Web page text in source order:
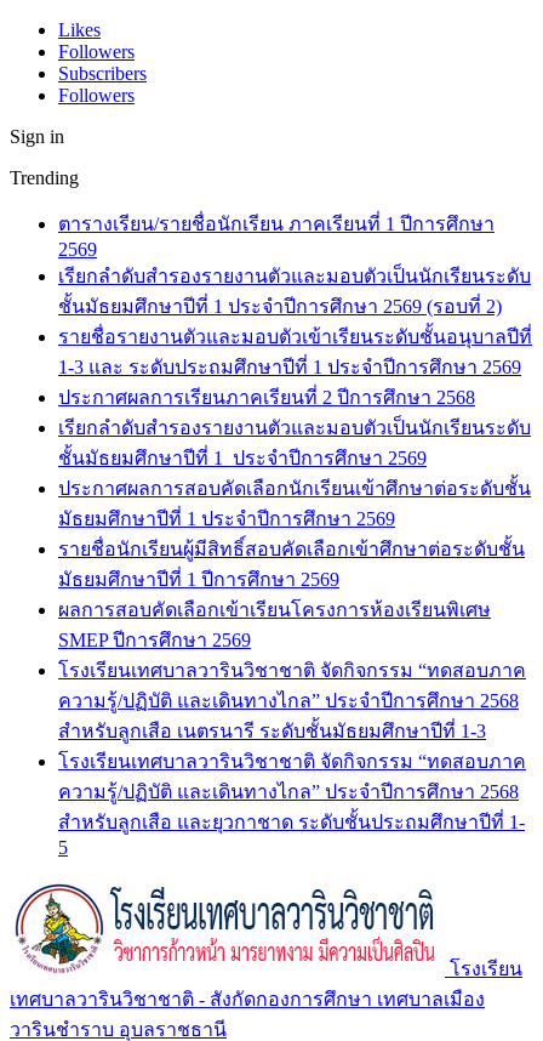
Likes
Followers
Subscribers
Followers
Sign in
Trending
ตารางเรียน/รายชื่อนักเรียน ภาคเรียนที่ 1 ปีการศึกษา
2569
เรียกลำดับสำรองรายงานตัวและมอบตัวเป็นนักเรียนระดับ
ชั้นมัธยมศึกษาปีที่ 1 ประจำปีการศึกษา 2569 (รอบที่ 2)
รายชื่อรายงานตัวและมอบตัวเข้าเรียนระดับชั้นอนุบาลปีที่
1-3 และ ระดับประถมศึกษาปีที่ 1 ประจำปีการศึกษา 2569
ประกาศผลการเรียนภาคเรียนที่ 2 ปีการศึกษา 2568
เรียกลำดับสำรองรายงานตัวและมอบตัวเป็นนักเรียนระดับ
ชั้นมัธยมศึกษาปีที่ 1 ประจำปีการศึกษา 2569
ประกาศผลการสอบคัดเลือกนักเรียนเข้าศึกษาต่อระดับชั้น
มัธยมศึกษาปีที่ 1 ประจำปีการศึกษา 2569
รายชื่อนักเรียนผู้มีสิทธิ์สอบคัดเลือกเข้าศึกษาต่อระดับชั้น
มัธยมศึกษาปีที่ 1 ปีการศึกษา 2569
ผลการสอบคัดเลือกเข้าเรียนโครงการห้องเรียนพิเศษ
SMEP ปีการศึกษา 2569
โรงเรียนเทศบาลวารินวิชาชาติ จัดกิจกรรม “ทดสอบภาค
ความรู้/ปฏิบัติ และเดินทางไกล” ประจำปีการศึกษา 2568
สำหรับลูกเสือ เนตรนารี ระดับชั้นมัธยมศึกษาปีที่ 1-3
โรงเรียนเทศบาลวารินวิชาชาติ จัดกิจกรรม “ทดสอบภาค
ความรู้/ปฏิบัติ และเดินทางไกล” ประจำปีการศึกษา 2568
สำหรับลูกเสือ และยุวกาชาด ระดับชั้นประถมศึกษาปีที่ 1-
5
โรงเรียน
เทศบาลวารินวิชาชาติ - สังกัดกองการศึกษา เทศบาลเมือง
วารินชำราบ อุบลราชธานี